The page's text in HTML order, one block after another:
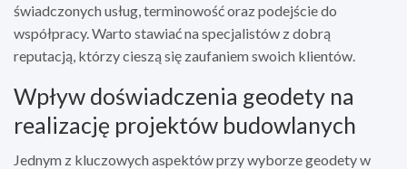
świadczonych usług, terminowość oraz podejście do
współpracy. Warto stawiać na specjalistów z dobrą
reputacją, którzy cieszą się zaufaniem swoich klientów.
Wpływ doświadczenia geodety na
realizację projektów budowlanych
Jednym z kluczowych aspektów przy wyborze geodety w